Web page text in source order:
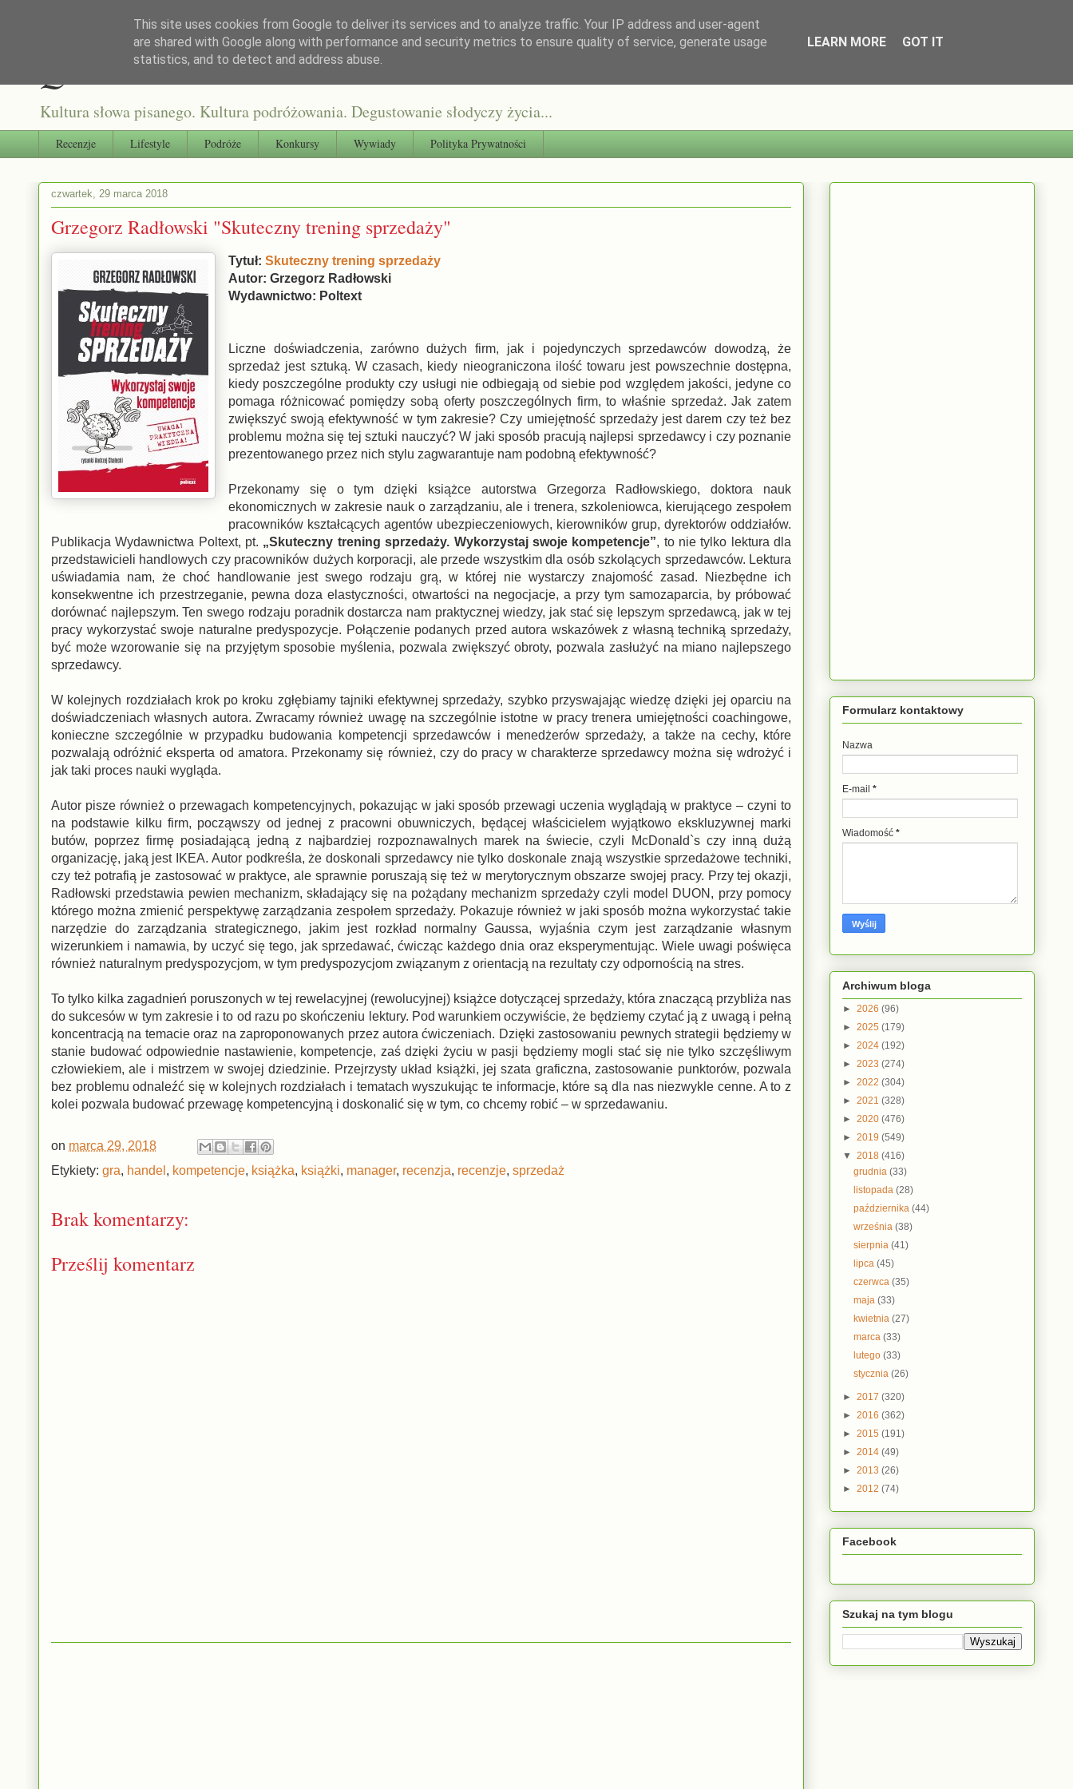
Qultura słowa
Kultura słowa pisanego. Kultura podróżowania. Degustowanie słodyczy życia...
Recenzje Lifestyle Podróże Konkursy Wywiady Polityka Prywatności
czwartek, 29 marca 2018
Grzegorz Radłowski "Skuteczny trening sprzedaży"
Tytuł: Skuteczny trening sprzedaży
Autor: Grzegorz Radłowski
Wydawnictwo: Poltext
Liczne doświadczenia, zarówno dużych firm, jak i pojedynczych sprzedawców dowodzą, że
sprzedaż jest sztuką. W czasach, kiedy nieograniczona ilość towaru jest powszechnie dostępna,
kiedy poszczególne produkty czy usługi nie odbiegają od siebie pod względem jakości, jedyne co
pomaga różnicować pomiędzy sobą oferty poszczególnych firm, to właśnie sprzedaż. Jak zatem
zwiększyć swoją efektywność w tym zakresie? Czy umiejętność sprzedaży jest darem czy też bez
problemu można się tej sztuki nauczyć? W jaki sposób pracują najlepsi sprzedawcy i czy poznanie
prezentowanego przez nich stylu zagwarantuje nam podobną efektywność?
Przekonamy się o tym dzięki książce autorstwa Grzegorza Radłowskiego, doktora nauk
ekonomicznych w zakresie nauk o zarządzaniu, ale i trenera, szkoleniowca, kierującego zespołem
pracowników kształcących agentów ubezpieczeniowych, kierowników grup, dyrektorów oddziałów.
Publikacja Wydawnictwa Poltext, pt. „Skuteczny trening sprzedaży. Wykorzystaj swoje kompetencje”, to nie tylko lektura dla
przedstawicieli handlowych czy pracowników dużych korporacji, ale przede wszystkim dla osób szkolących sprzedawców. Lektura
uświadamia nam, że choć handlowanie jest swego rodzaju grą, w której nie wystarczy znajomość zasad. Niezbędne ich
konsekwentne ich przestrzeganie, pewna doza elastyczności, otwartości na negocjacje, a przy tym samozaparcia, by próbować
dorównać najlepszym. Ten swego rodzaju poradnik dostarcza nam praktycznej wiedzy, jak stać się lepszym sprzedawcą, jak w tej
pracy wykorzystać swoje naturalne predyspozycje. Połączenie podanych przed autora wskazówek z własną techniką sprzedaży,
być może wzorowanie się na przyjętym sposobie myślenia, pozwala zwiększyć obroty, pozwala zasłużyć na miano najlepszego
sprzedawcy.
W kolejnych rozdziałach krok po kroku zgłębiamy tajniki efektywnej sprzedaży, szybko przyswajając wiedzę dzięki jej oparciu na
doświadczeniach własnych autora. Zwracamy również uwagę na szczególnie istotne w pracy trenera umiejętności coachingowe,
konieczne szczególnie w przypadku budowania kompetencji sprzedawców i menedżerów sprzedaży, a także na cechy, które
pozwalają odróżnić eksperta od amatora. Przekonamy się również, czy do pracy w charakterze sprzedawcy można się wdrożyć i
jak taki proces nauki wygląda.
Autor pisze również o przewagach kompetencyjnych, pokazując w jaki sposób przewagi uczenia wyglądają w praktyce – czyni to
na podstawie kilku firm, począwszy od jednej z pracowni obuwniczych, będącej właścicielem wyjątkowo ekskluzywnej marki
butów, poprzez firmę posiadającą jedną z najbardziej rozpoznawalnych marek na świecie, czyli McDonald`s czy inną dużą
organizację, jaką jest IKEA. Autor podkreśla, że doskonali sprzedawcy nie tylko doskonale znają wszystkie sprzedażowe techniki,
czy też potrafią je zastosować w praktyce, ale sprawnie poruszają się też w merytorycznym obszarze swojej pracy. Przy tej okazji,
Radłowski przedstawia pewien mechanizm, składający się na pożądany mechanizm sprzedaży czyli model DUON, przy pomocy
którego można zmienić perspektywę zarządzania zespołem sprzedaży. Pokazuje również w jaki sposób można wykorzystać takie
narzędzie do zarządzania strategicznego, jakim jest rozkład normalny Gaussa, wyjaśnia czym jest zarządzanie własnym
wizerunkiem i namawia, by uczyć się tego, jak sprzedawać, ćwicząc każdego dnia oraz eksperymentując. Wiele uwagi poświęca
również naturalnym predyspozycjom, w tym predyspozycjom związanym z orientacją na rezultaty czy odpornością na stres.
To tylko kilka zagadnień poruszonych w tej rewelacyjnej (rewolucyjnej) książce dotyczącej sprzedaży, która znaczącą przybliża nas
do sukcesów w tym zakresie i to od razu po skończeniu lektury. Pod warunkiem oczywiście, że będziemy czytać ją z uwagą i pełną
koncentracją na temacie oraz na zaproponowanych przez autora ćwiczeniach. Dzięki zastosowaniu pewnych strategii będziemy w
stanie budować odpowiednie nastawienie, kompetencje, zaś dzięki życiu w pasji będziemy mogli stać się nie tylko szczęśliwym
człowiekiem, ale i mistrzem w swojej dziedzinie. Przejrzysty układ książki, jej szata graficzna, zastosowanie punktorów, pozwala
bez problemu odnaleźć się w kolejnych rozdziałach i tematach wyszukując te informacje, które są dla nas niezwykle cenne. A to z
kolei pozwala budować przewagę kompetencyjną i doskonalić się w tym, co chcemy robić – w sprzedawaniu.
on marca 29, 2018
Etykiety: gra, handel , kompetencje, książka, książki, manager, recenzja, recenzje, sprzedaż
Brak komentarzy:
Prześlij komentarz
Formularz kontaktowy
Nazwa
E-mail *
Wiadomość *
Archiwum bloga
► 2026 (96)
► 2025 (179)
► 2024 (192)
► 2023 (274)
► 2022 (304)
► 2021 (328)
► 2020 (476)
► 2019 (549)
▼ 2018 (416)
grudnia(33)
listopada(28)
października(44)
września(38)
sierpnia(41)
lipca(45)
czerwca(35)
maja(33)
kwietnia(27)
marca(33)
lutego(33)
stycznia(26)
► 2017 (320)
► 2016 (362)
► 2015 (191)
► 2014 (49)
► 2013 (26)
► 2012 (74)
Facebook
Szukaj na tym blogu
This site uses cookies from Google to deliver its services and to analyze traffic. Your IP address and user-agent
are shared with Google along with performance and security metrics to ensure quality of service, generate usage
statistics, and to detect and address abuse.
LEARN MORE GOT IT